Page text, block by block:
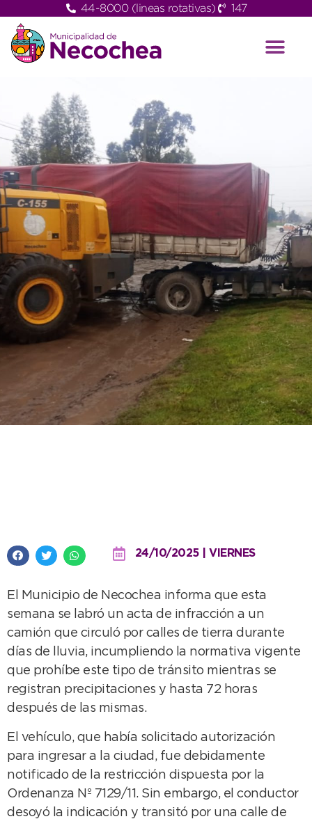
44-8000 (lineas rotativas) 147
24/10/2025 | VIERNES
El Municipio de Necochea informa que esta
semana se labró un acta de infracción a un
camión que circuló por calles de tierra durante
días de lluvia, incumpliendo la normativa vigente
que prohíbe este tipo de tránsito mientras se
registran precipitaciones y hasta 72 horas
después de las mismas.
El vehículo, que había solicitado autorización
para ingresar a la ciudad, fue debidamente
notificado de la restricción dispuesta por la
Ordenanza Nº 7129/11. Sin embargo, el conductor
desoyó la indicación y transitó por una calle de